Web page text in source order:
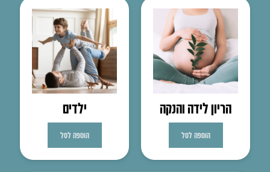
הריון לידה והנקה
הוספה לסל
ילדים
הוספה לסל